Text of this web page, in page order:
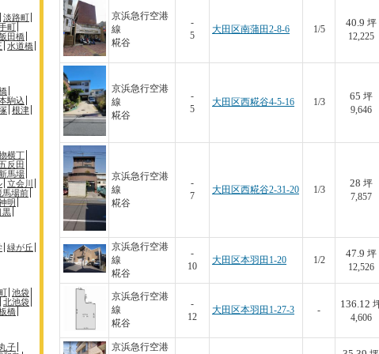
淡路町
町
田橋
水道橋
駒込
根津
横丁
反田
新馬場
立会川
馬場前
明
黒
緑が丘
池袋
北池袋
橋
子
京浜急行空港
線
糀谷
-
5
大田区南蒲田2-8-6 1/5
40.9 坪
12,225
京浜急行空港
線
糀谷
-
5
大田区西糀谷4-5-16 1/3
65 坪
9,646
京浜急行空港
線
糀谷
-
7
大田区西糀谷2-31-20 1/3
28 坪
7,857
京浜急行空港
線
糀谷
-
10
大田区本羽田1-20 1/2
47.9 坪
12,526
京浜急行空港
線
糀谷
-
12
大田区本羽田1-27-3 -
136.12
4,606
京浜急行空港